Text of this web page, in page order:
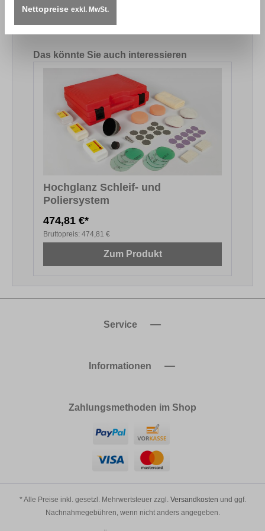
00_Polierpaste_fein_V1.27_DE.pdf
Produktgalerie überspringen
Das könnte Sie auch interessieren
Hochglanz Schleif- und
Poliersystem
474,81 €*
Bruttopreis: 474,81 €
Zum Produkt
Service
Informationen
Zahlungsmethoden im Shop
* Alle Preise inkl. gesetzl. Mehrwertsteuer zzgl. Versandkosten und ggf.
Nachnahmegebühren, wenn nicht anders angegeben.
Nettopreise exkl. MwSt.